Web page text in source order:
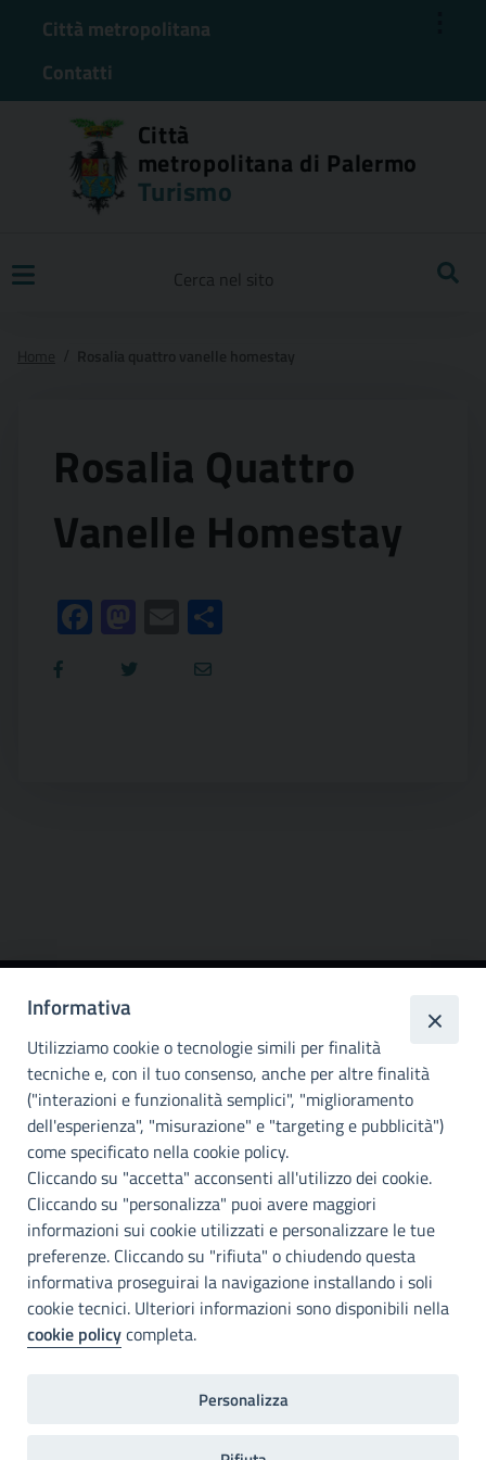
Città metropolitana
Contatti
Città
metropolitana di Palermo
Turismo
Rosalia Quattro
Vanelle Homestay
Facebook
Mastodon
Email
Città
metropolitana di
Palermo
INFO E CONTATTI
I nostri canali social
Accessibilità
Città Metropolitana di Palermo si impegna a rendere il proprio sito
web accessibile, conformemente al D.lgs. 10 agosto 2018, n°106
che ha recepito la direttiva UE 2016/2102 del Parlamento euopeo e
del Consiglio.
Dichiarazione di accessibilità
Informativa
Utilizziamo cookie o tecnologie simili per finalità
tecniche e, con il tuo consenso, anche per altre finalità
("interazioni e funzionalità semplici", "miglioramento
dell'esperienza", "misurazione" e "targeting e pubblicità")
come specificato nella cookie policy.
Cliccando su "accetta" acconsenti all'utilizzo dei cookie.
Cliccando su "personalizza" puoi avere maggiori
informazioni sui cookie utilizzati e personalizzare le tue
preferenze. Cliccando su "rifiuta" o chiudendo questa
informativa proseguirai la navigazione installando i soli
cookie tecnici. Ulteriori informazioni sono disponibili nella
cookie policycompleta.
Personalizza